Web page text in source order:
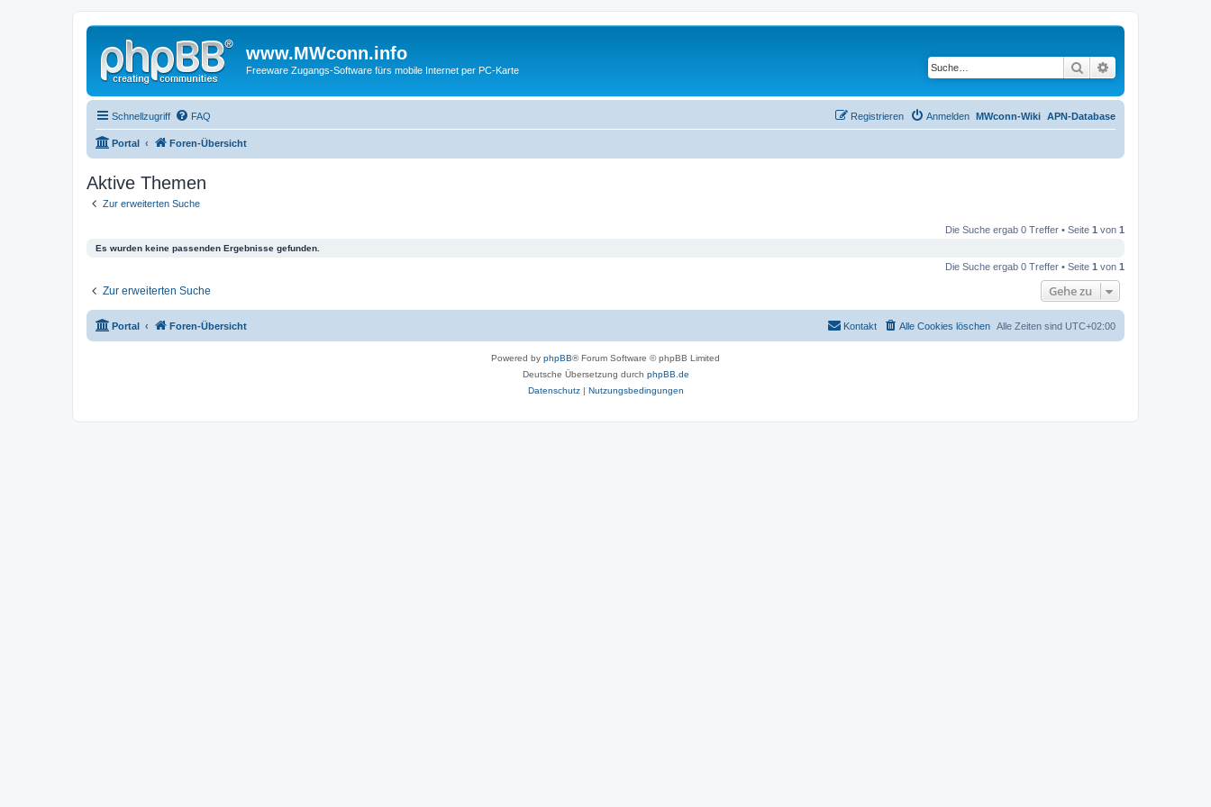
www.MWconn.info
Freeware Zugangs-Software fürs mobile Internet per PC-Karte Suche
Schnellzugriff FAQ APN-Database
MWconn-Wiki
Anmelden
Registrieren
Portal Foren-Übersicht
Aktive Themen
Zur erweiterten Suche
Die Suche ergab 0 Treffer • Seite 1 von 1
Es wurden keine passenden Ergebnisse gefunden.
Die Suche ergab 0 Treffer • Seite 1 von 1
Zur erweiterten Suche Gehe zu
Portal Foren-Übersicht Alle Zeiten sind UTC+02:00
Alle Cookies löschen
Kontakt
Powered by phpBB® Forum Software © phpBB Limited
Deutsche Übersetzung durch phpBB.de
Datenschutz| Nutzungsbedingungen